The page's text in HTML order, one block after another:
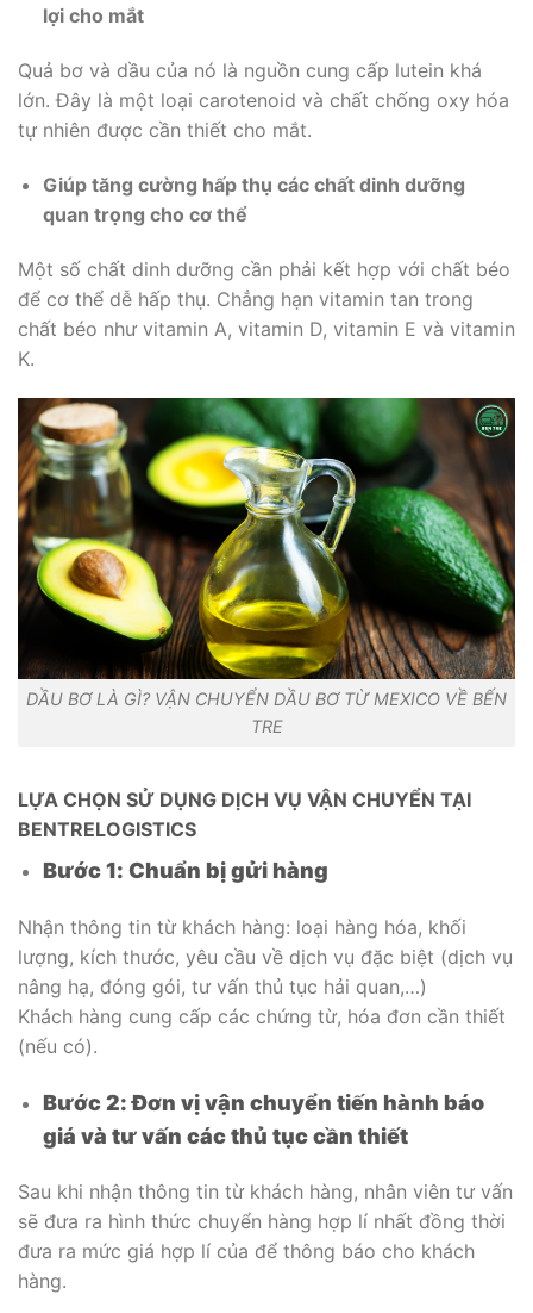
lợi cho mắt
Quả bơ và dầu của nó là nguồn cung cấp lutein khá
lớn. Đây là một loại carotenoid và chất chống oxy hóa
tự nhiên được cần thiết cho mắt.
Giúp tăng cường hấp thụ các chất dinh dưỡng
quan trọng cho cơ thể
Một số chất dinh dưỡng cần phải kết hợp với chất béo
để cơ thể dễ hấp thụ. Chẳng hạn vitamin tan trong
chất béo như vitamin A, vitamin D, vitamin E và vitamin
K.
DẦU BƠ LÀ GÌ? VẬN CHUYỂN DẦU BƠ TỪ MEXICO VỀ BẾN
TRE
LỰA CHỌN SỬ DỤNG DỊCH VỤ VẬN CHUYỂN TẠI
BENTRELOGISTICS
Bước 1: Chuẩn bị gửi hàng
Nhận thông tin từ khách hàng: loại hàng hóa, khối
lượng, kích thước, yêu cầu về dịch vụ đặc biệt (dịch vụ
nâng hạ, đóng gói, tư vấn thủ tục hải quan,…)
Khách hàng cung cấp các chứng từ, hóa đơn cần thiết
(nếu có).
Bước 2: Đơn vị vận chuyển tiến hành báo
giá và tư vấn các thủ tục cần thiết
Sau khi nhận thông tin từ khách hàng, nhân viên tư vấn
sẽ đưa ra hình thức chuyển hàng hợp lí nhất đồng thời
đưa ra mức giá hợp lí của để thông báo cho khách
hàng.